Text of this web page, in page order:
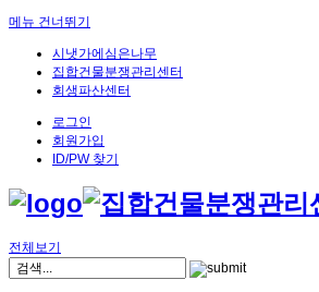
메뉴 건너뛰기
시냇가에심은나무
집합건물분쟁관리센터
회생파산센터
로그인
회원가입
ID/PW 찾기
전체보기